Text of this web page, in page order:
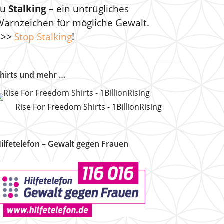
Stalking– ein untrügliches
für mögliche Gewalt.
Stop Stalking!
und mehr …
Rise For Freedom Shirts - 1BillionRising
– Gewalt gegen Frauen